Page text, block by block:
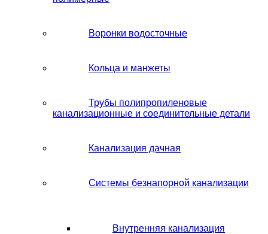
Воронки водосточные
Кольца и манжеты
Трубы полипропиленовые
канализационные и соединительные детали
Канализация дачная
Системы безнапорной канализации
Внутренняя канализация